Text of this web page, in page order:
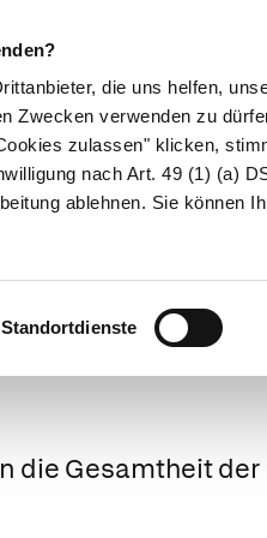
die uns helfen,
Zwecken verwenden zu
zulassen" klicken,
nach Art. 49 (1) (a)
ablehnen. Sie können
Standortdienste
die Gesamtheit